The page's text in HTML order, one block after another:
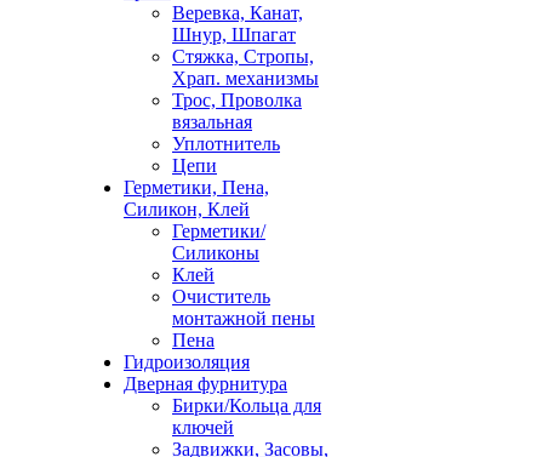
Веревка, Канат,
Шнур, Шпагат
Стяжка, Стропы,
Храп. механизмы
Трос, Проволка
вязальная
Уплотнитель
Цепи
Герметики, Пена,
Силикон, Клей
Герметики/
Силиконы
Клей
Очиститель
монтажной пены
Пена
Гидроизоляция
Дверная фурнитура
Бирки/Кольца для
ключей
Задвижки, Засовы,